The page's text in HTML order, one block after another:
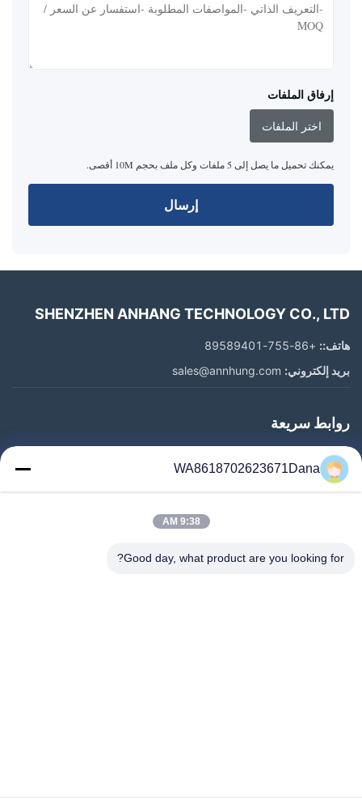
إرفاق الملفات
اختر الملفات
يمكنك تحميل ما يصل إلى 5 ملفات وكل ملف بحجم 10M أقصى.
إرسال
SHENZHEN ANHANG TECHNOLOGY CO., LTD
هاتف:: +86-755-89589401
بريد إلكتروني:
روابط سريعة
المنزل
المنتجات
جولة في المعمل
WA8618702623671Dana
9:38 AM
Good day, what product are you looking for?